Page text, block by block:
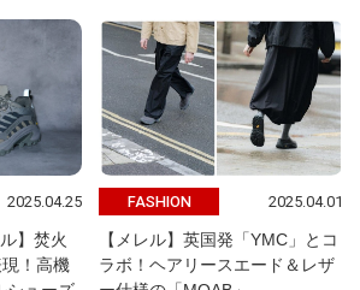
2025.04.25
】焚火
！高機
FASHION 2025.04.01
【メレル】英国発「YMC」とコ
ラボ！ヘアリースエード＆レザ